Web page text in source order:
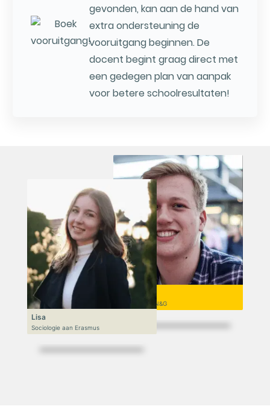
gevonden, kan aan de hand van
extra ondersteuning de
vooruitgang beginnen. De
docent begint graag direct met
een gedegen plan van aanpak
voor betere schoolresultaten!
Niek
VWO 6, N&T/N&G
Lisa
Sociologie aan Erasmus